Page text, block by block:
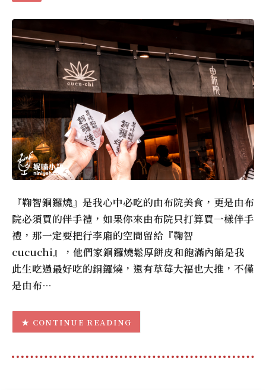
『鞠智銅鑼燒』是我心中必吃的由布院美食，更是由布
院必須買的伴手禮，如果你來由布院只打算買一樣伴手
禮，那一定要把行李廂的空間留給『鞠智
cucuchi』，他們家銅鑼燒鬆厚餅皮和飽滿內餡是我
此生吃過最好吃的銅鑼燒，還有草莓大福也大推，不僅
是由布…
CONTINUE READING